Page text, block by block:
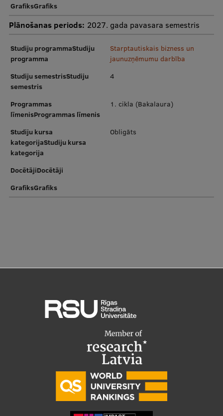
Pētniecības datu pārvaldība
RSU zinātnes portāls
Pētniecības platformas
Doktorantūras skola
Pētniecības pakalpojumi
Pētniecības projekti
Zinātnieku brokastis
Vertikāli integrētie projekti
Starptautiskie projekti
Starptautiskie sadarbības partneri
EURAXESS RSU kontaktpunkts
EATRIS koordinators Latvijā
GrafiksGrafiks
Plānošanas periods: 2027. gada pavasara semestris
Studiju programmaStudiju
programma
Starptautiskais bizness un
jaunuzņēmumu darbība
Studiju semestrisStudiju
semestris
4
Programmas
līmenisProgrammas līmenis
1. cikla (Bakalaura)
Studiju kursa
kategorijaStudiju kursa
kategorija
Obligāts
DocētājiDocētāji
GrafiksGrafiks